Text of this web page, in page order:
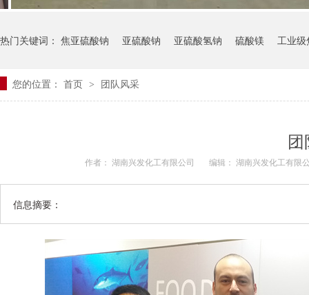
热门关键词： 焦亚硫酸钠 亚硫酸钠 亚硫酸氢钠 硫酸镁 工业
您的位置： 首页 > 团队风采
作者： 湖南兴发化工有限公司 编辑： 湖南兴发化工有限
信息摘要：